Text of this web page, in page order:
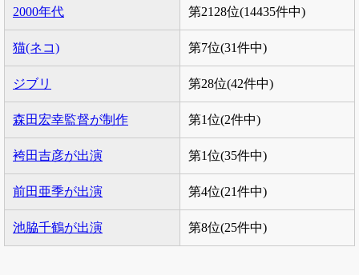
2000年代 第2128位(14435件中)
猫(ネコ) 第7位(31件中)
ジブリ 第28位(42件中)
森田宏幸監督が制作 第1位(2件中)
袴田吉彦が出演 第1位(35件中)
前田亜季が出演 第4位(21件中)
池脇千鶴が出演 第8位(25件中)